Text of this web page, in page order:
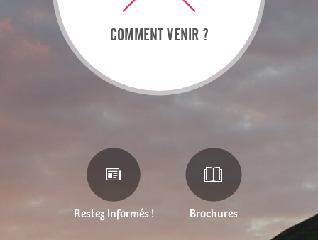
COMMENT VENIR ?
Restez Informés ! Brochures